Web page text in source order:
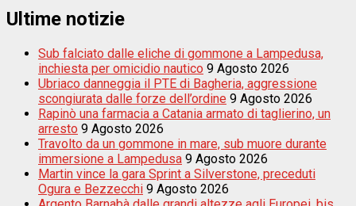
Ultime notizie
Sub falciato dalle eliche di gommone a Lampedusa,
inchiesta per omicidio nautico 9 Agosto 2026
Ubriaco danneggia il PTE di Bagheria, aggressione
scongiurata dalle forze dell’ordine 9 Agosto 2026
Rapinò una farmacia a Catania armato di taglierino, un
arresto 9 Agosto 2026
Travolto da un gommone in mare, sub muore durante
immersione a Lampedusa 9 Agosto 2026
Martin vince la gara Sprint a Silverstone, preceduti
Ogura e Bezzecchi 9 Agosto 2026